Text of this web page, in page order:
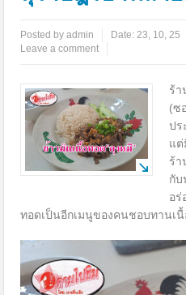
Posted byadmin Date:23, 10, 25
Leave a comment
ร้า
(ซ
ปร
แต่
ร้า
กับ
อร่
ทอดเป็นอีกเมนูของคนชอบทานเ